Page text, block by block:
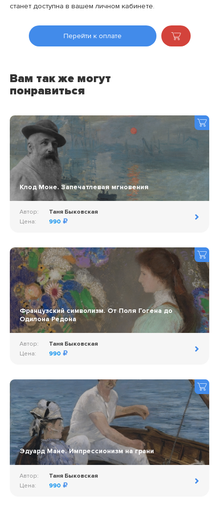
станет доступна в вашем личном кабинете.
Перейти к оплате
Вам так же могут
понравиться
Клод Моне. Запечатлевая мгновения
Автор:
Таня Быковская
Цена:
990
Французский символизм. От Поля Гогена до
Одилона Редона
Автор:
Таня Быковская
Цена:
990
Эдуард Мане. Импрессионизм на грани
Автор:
Таня Быковская
Цена:
990